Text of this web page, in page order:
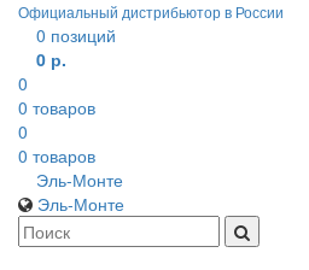
Официальный дистрибьютор в России
0 позиций
0 р.
0
0 товаров
0
0 товаров
Эль-Монте
Эль-Монте